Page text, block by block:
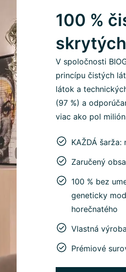
100 %
V spoločnosti
princípu čistých
látok a
(97 %) a
viac ako pol
KAŽDÁ
Zaručený
100 % bez
geneticky
horečnatého
Vlastná
Prémiové